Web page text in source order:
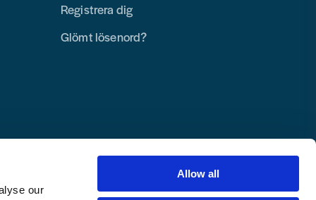
our
Allow all
Registrera dig
Glömt lösenord?